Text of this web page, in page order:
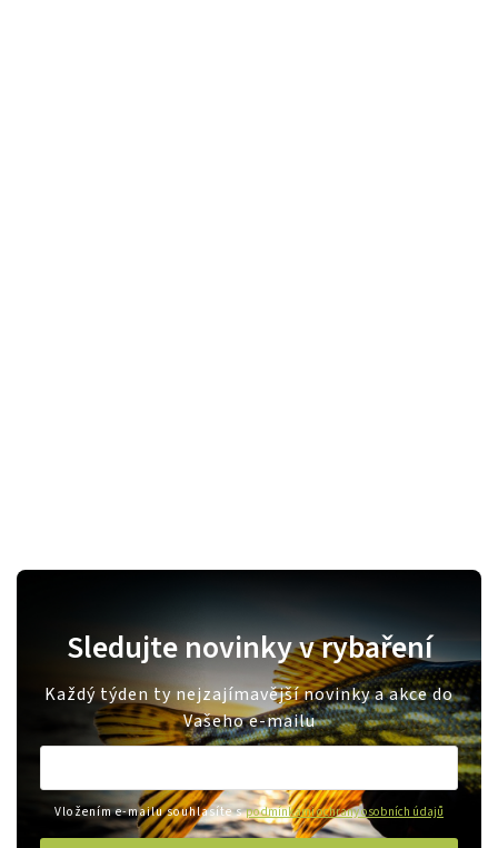
Sledujte novinky v rybaření
Každý týden ty nejzajímavější novinky a akce do
Vašeho e-mailu
Vložením e-mailu souhlasíte spodmínkami ochrany osobních údajů